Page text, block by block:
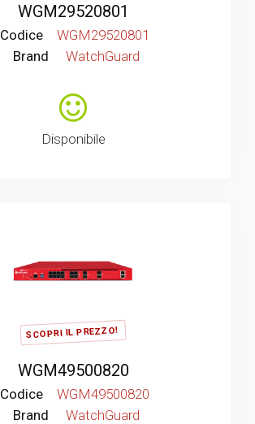
WGM29520801
Codice
WGM29520801
Brand
WatchGuard
Disponibile
SCOPRI IL PREZZO!
WGM49500820
Codice
WGM49500820
Brand
WatchGuard